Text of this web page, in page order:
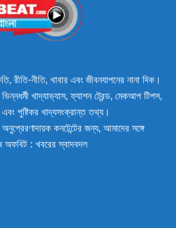
রীতি-নীতি, খাবার এবং জীবনযাপনের নানা দিক।
খাদ্যাভ্যাস, ফ্যাশন ট্রেন্ড, মেকআপ টিপস,
এবং পুষ্টিকর খাদ্যসংক্রান্ত তথ্য।
কনটেন্টের জন্য, আমাদের সঙ্গে
অফবিট : খবরের স্বাদবদল